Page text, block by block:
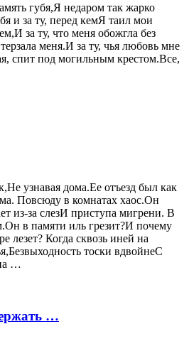
губя,Я недаром так жарко
и за ту, перед кемЯ таил мои
за ту, что меня обожгла без
меня.И за ту, чья любовь мне
спит под могильным крестом.Все,
узнавая дома.Ее отъезд был как
Повсюду в комнатах хаос.Он
из-за слезИ приступа мигрени. В
в памяти иль грезит?И почему
лезет? Когда сквозь иней на
тоски вдвойнеС
…
…